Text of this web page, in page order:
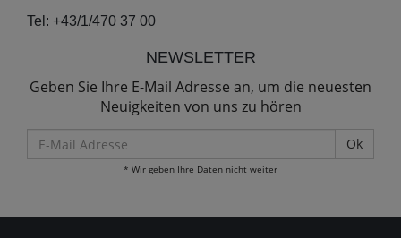
Tel: +43/1/470 37 00
NEWSLETTER
Geben Sie Ihre E-Mail Adresse an, um die neuesten
Neuigkeiten von uns zu hören
Mail
Adresse
* Wir geben Ihre Daten nicht weiter